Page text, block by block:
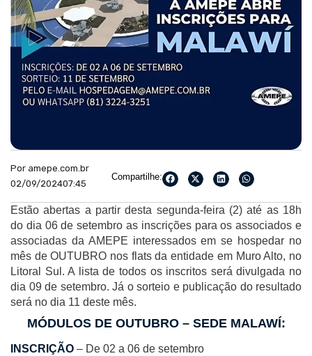
Por amepe.com.br
02/09/202407:45
Compartilhe:
Estão abertas a partir desta segunda-feira (2) até as 18h
do dia 06 de setembro as inscrições para os associados e
associadas da AMEPE interessados em se hospedar no
mês de OUTUBRO nos flats da entidade em Muro Alto, no
Litoral Sul. A lista de todos os inscritos será divulgada no
dia 09 de setembro. Já o sorteio e publicação do resultado
será no dia 11 deste mês.
MÓDULOS DE OUTUBRO – SEDE MALAWÍ:
INSCRIÇÃO – De 02 a 06 de setembro